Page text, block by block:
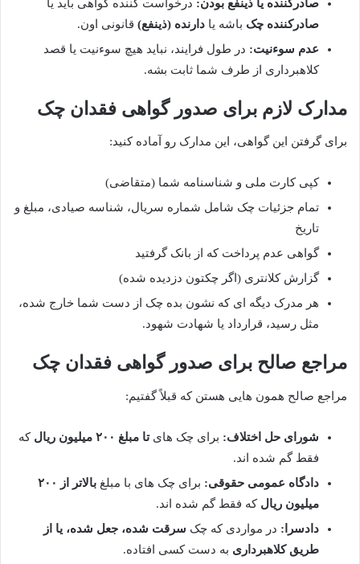
صادرکننده یا ذینفع بودن: درخواست کننده گواهی باید یا
صادرکننده چک باشه یا دارنده (ذینفع) قانونی اون.
عدم سوءنیت: در طول فرایند، نباید هیچ سوءنیت یا قصد
کلاهبرداری از طرف شما ثابت بشه.
مدارک لازم برای صدور گواهی فقدان چک
برای گرفتن این گواهی، این مدارک رو آماده کنید:
کپی کارت ملی و شناسنامه شما (متقاضی)
تمام جزئیات چک شامل شماره سریال، شناسه صیادی، مبلغ و
تاریخ
گواهی عدم پرداخت که از بانک گرفتید
گزارش کلانتری (اگر چکتون دزدیده شده)
هر مدرک دیگه ای که نشون بده چک از دست شما خارج شده،
مثل رسید، قرارداد یا شهادت شهود.
مراجع صالح برای صدور گواهی فقدان چک
مراجع صالح همون هایی هستن که قبلاً گفتیم:
شورای حل اختلاف: برای چک هایتا مبلغ ۲۰۰ میلیون ریال
که
فقط گم شده اند.
دادگاه عمومی حقوقی: برای چک های با مبلغ
بالاتر از ۲۰۰
میلیون ریال که فقط گم شده اند.
دادسرا: در مواردی که چک سرقت شده، جعل شده، یا از
طریق کلاهبرداری به دست کسی افتاده.